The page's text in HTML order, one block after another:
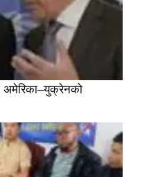
अमेरिका–युक्रेनको